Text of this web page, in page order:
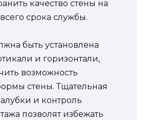
качество стены на
срока службы.
быть установлена
и горизонтали,
возможность
стены. Тщательная
и контроль
позволят избежать